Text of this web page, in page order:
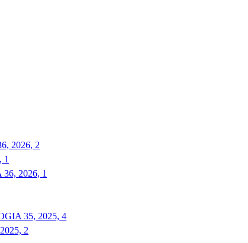
2026, 2
1
2026, 1
35, 2025, 4
2